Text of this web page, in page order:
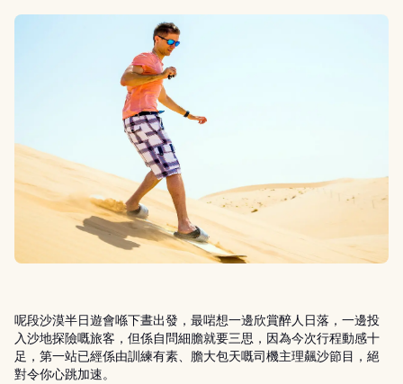
呢段沙漠半日遊會喺下晝出發，最啱想一邊欣賞醉人日落，一邊投
入沙地探險嘅旅客，但係自問細膽就要三思，因為今次行程動感十
足，第一站已經係由訓練有素、膽大包天嘅司機主理飆沙節目，絕
對令你心跳加速。